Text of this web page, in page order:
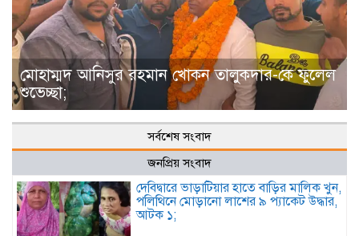
মোহাম্মদ আনিসুর রহমান খোকন তালুকদার-কে ফুলেল
শুভেচ্ছা;
সর্বশেষ সংবাদ
জনপ্রিয় সংবাদ
দেবিদ্বারে ভাড়াটিয়ার হাতে বাড়ির মালিক খুন,
পলিথিনে মোড়ানো লাশের ৯ প্যাকেট উদ্ধার,
আটক ১;